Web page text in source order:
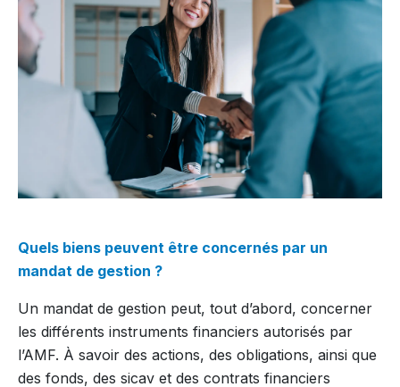
Quels biens peuvent être concernés par un
mandat de gestion ?
Un mandat de gestion peut, tout d’abord, concerner
les différents instruments financiers autorisés par
l’AMF. À savoir des actions, des obligations, ainsi que
des fonds, des sicav et des contrats financiers